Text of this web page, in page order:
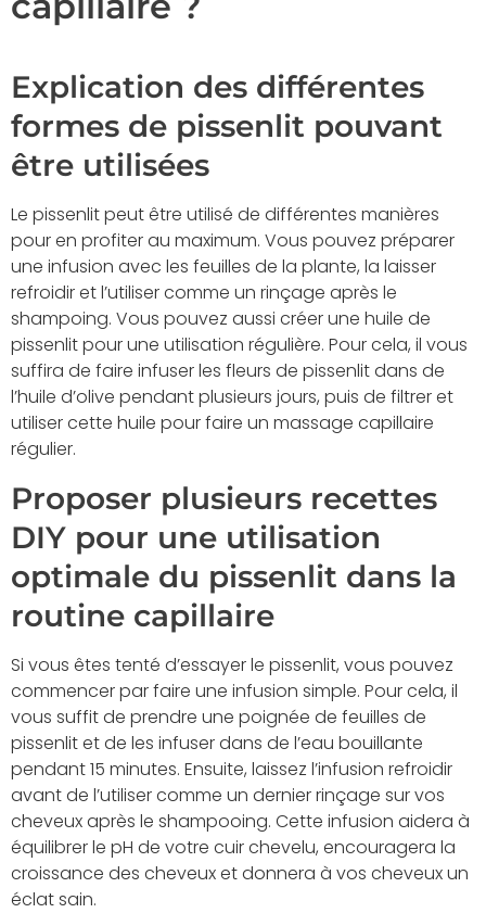
Explication des différentes
formes de pissenlit pouvant
être utilisées
Le pissenlit peut être utilisé de différentes manières
pour en profiter au maximum. Vous pouvez préparer
une infusion avec les feuilles de la plante, la laisser
refroidir et l’utiliser comme un rinçage après le
shampoing. Vous pouvez aussi créer une huile de
pissenlit pour une utilisation régulière. Pour cela, il vous
suffira de faire infuser les fleurs de pissenlit dans de
l’huile d’olive pendant plusieurs jours, puis de filtrer et
utiliser cette huile pour faire un massage capillaire
régulier.
Proposer plusieurs recettes
DIY pour une utilisation
optimale du pissenlit dans la
routine capillaire
Si vous êtes tenté d’essayer le pissenlit, vous pouvez
commencer par faire une infusion simple. Pour cela, il
vous suffit de prendre une poignée de feuilles de
pissenlit et de les infuser dans de l’eau bouillante
pendant 15 minutes. Ensuite, laissez l’infusion refroidir
avant de l’utiliser comme un dernier rinçage sur vos
cheveux après le shampooing. Cette infusion aidera à
équilibrer le pH de votre cuir chevelu, encouragera la
croissance des cheveux et donnera à vos cheveux un
éclat sain.